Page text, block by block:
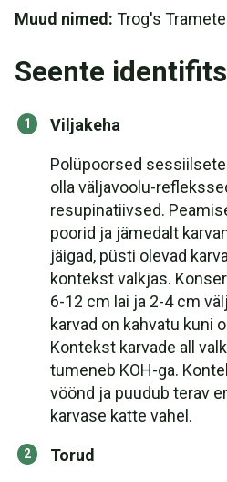
Muud nimed: Trog's
Seente
Viljakeha
Polüpoorsed
olla väljavoolu-
resupinatiivsed.
poorid ja jämedalt
jäigad, püsti olevad
kontekst valkjas.
6-12 cm lai ja 2-4 cm
karvad on kahvatu kuni
Kontekst karvade all
tumeneb KOH-ga.
vöönd ja puudub terav
karvase katte vahel.
Torud